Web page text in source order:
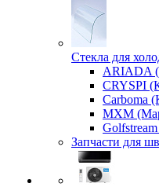
Стекла для
CRYSPI
Carboma
MXM
Запчасти для